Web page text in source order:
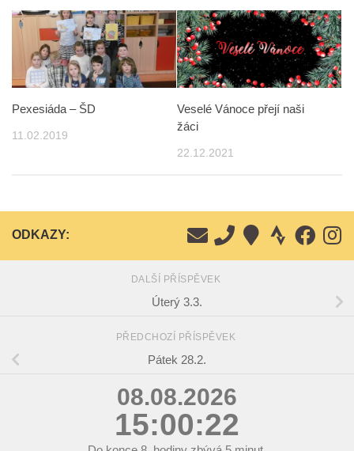
Pexesiáda – ŠD
11.02.2019
Veselé Vánoce přejí naši
žáci
22.12.2021
ODKAZY:
DALŠÍ PŘÍSPĚVEK
Úterý 3.3.
PŘEDCHOZÍ PŘÍSPĚVEK
Pátek 28.2.
08.08.2026
15:00:23